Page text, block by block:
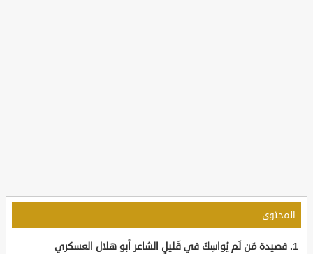
المحتوى
قصيدة مَن لَم يُواسِكَ في قَليلٍ الشاعر أبو هلال العسكري